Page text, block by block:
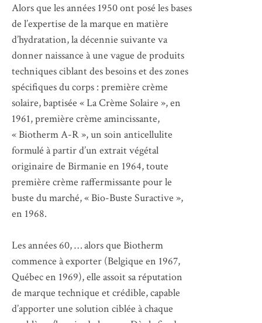
Alors que les années 1950 ont posé les bases
de l’expertise de la marque en matière
d’hydratation, la décennie suivante va
donner naissance à une vague de produits
techniques ciblant des besoins et des zones
spécifiques du corps : première crème
solaire, baptisée « La Crème Solaire », en
1961, première crème amincissante,
« Biotherm A-R », un soin anticellulite
formulé à partir d’un extrait végétal
originaire de Birmanie en 1964, toute
première crème raffermissante pour le
buste du marché, « Bio-Buste Suractive »,
en 1968.
Les années 60, … alors que Biotherm
commence à exporter (Belgique en 1967,
Québec en 1969), elle assoit sa réputation
de marque technique et crédible, capable
d’apporter une solution ciblée à chaque